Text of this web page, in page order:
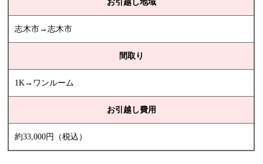
お引越し地域
志木市→志木市
間取り
1K→ワンルーム
お引越し費用
約33,000円（税込）